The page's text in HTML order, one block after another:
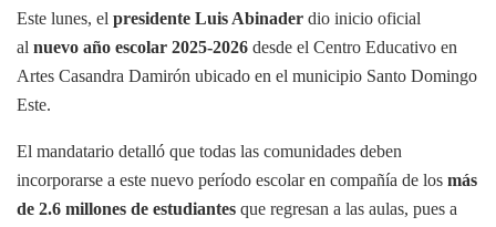
Este lunes, el presidente Luis Abinader dio inicio oficial
al nuevo año escolar 2025-2026 desde el Centro Educativo en
Artes Casandra Damirón ubicado en el municipio Santo Domingo
Este.
El mandatario detalló que todas las comunidades deben
incorporarse a este nuevo período escolar en compañía de los más
de 2.6 millones de estudiantes que regresan a las aulas, pues a